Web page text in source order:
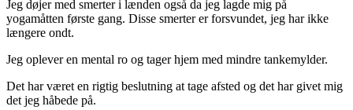
Jeg døjer med smerter i lænden også da jeg lagde mig på
yogamåtten første gang. Disse smerter er forsvundet, jeg har ikke
længere ondt.
Jeg oplever en mental ro og tager hjem med mindre tankemylder.
Det har været en rigtig beslutning at tage afsted og det har givet mig
det jeg håbede på.